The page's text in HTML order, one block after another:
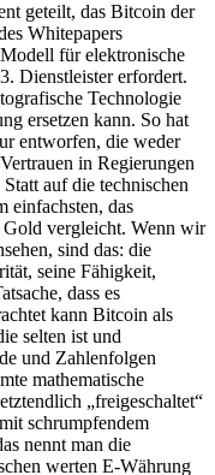
geteilt, das Bitcoin der
Whitepapers
für elektronische
Dienstleister erfordert.
Technologie
ersetzen kann. So hat
entworfen, die weder
in Regierungen
auf die technischen
einfachsten, das
Gold vergleicht. Wenn wir
sind das: die
seine Fähigkeit,
dass es
kann Bitcoin als
selten ist und
und Zahlenfolgen
mathematische
„freigeschaltet“
schrumpfendem
nennt man die
werten E-Währung